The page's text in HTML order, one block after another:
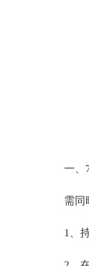
一、7
需同时
1、持